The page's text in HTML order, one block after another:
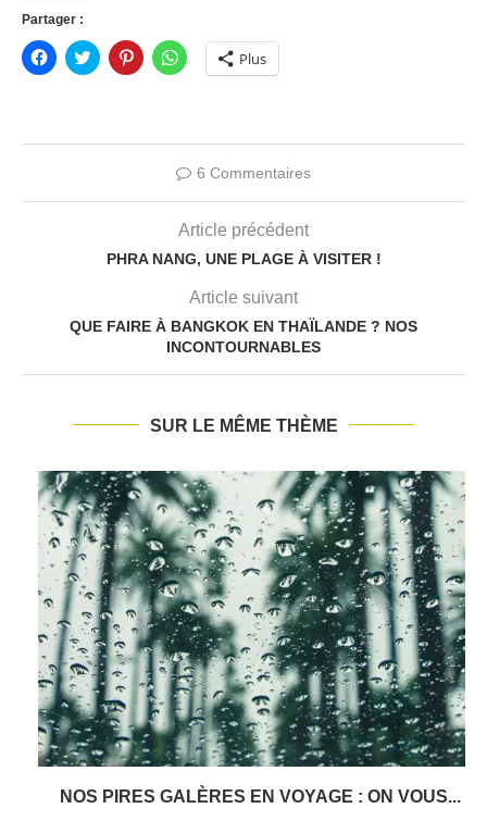
Partager :
Cliquez
pour
une
Click
to
une
Cliquez
pour
une
fenêtre)
Cliquez
pour
partager
une
fenêtre)
Plus
6 Commentaires
Article précédent
PHRA NANG, UNE PLAGE À VISITER !
Article suivant
QUE FAIRE À BANGKOK EN THAÏLANDE ? NOS
INCONTOURNABLES
SUR LE MÊME THÈME
NOS PIRES GALÈRES EN VOYAGE : ON VOUS...